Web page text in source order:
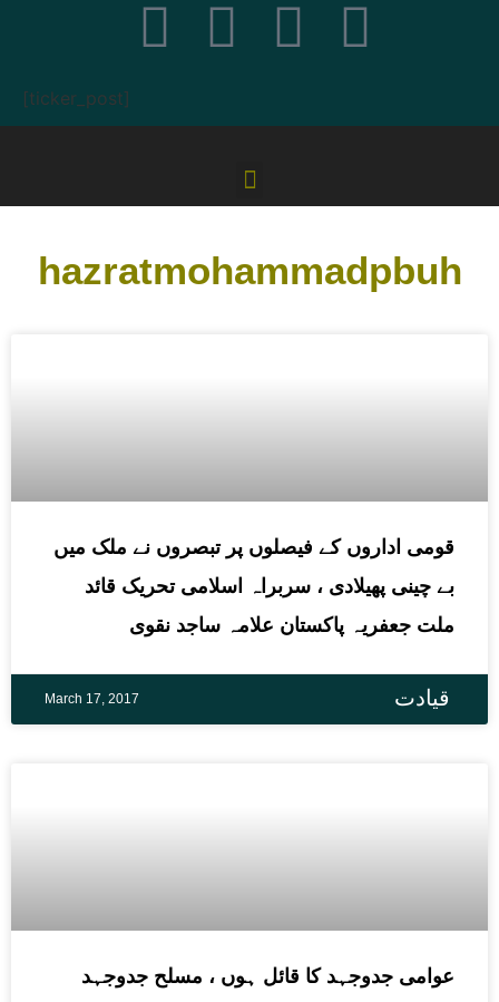
[ticker_post]
hazratmohammadpbuh
قیادت
قومی اداروں کے فیصلوں پر تبصروں نے ملک میں
بے چینی پھیلادی ، سربراہ اسلامی تحریک قائد
ملت جعفریہ پاکستان علامہ ساجد نقوی
March 17, 2017
عوامی جدوجہد کا قائل ہوں ، مسلح جدوجہد